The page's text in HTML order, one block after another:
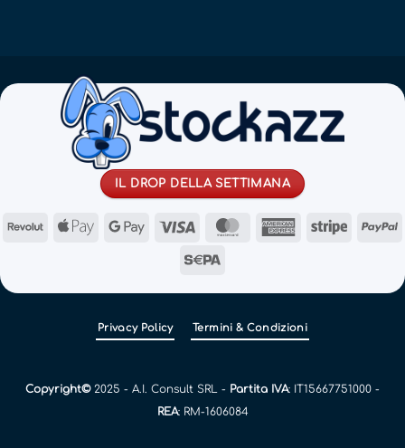
IL DROP DELLA SETTIMANA
RevolutApple GoogleVisa MasterCardAmericanStripe
Privacy Policy Termini & Condizioni
Copyright©2025 - A.I. Consult SRL - Partita IVA: IT15667751000 -
REA: RM-1606084